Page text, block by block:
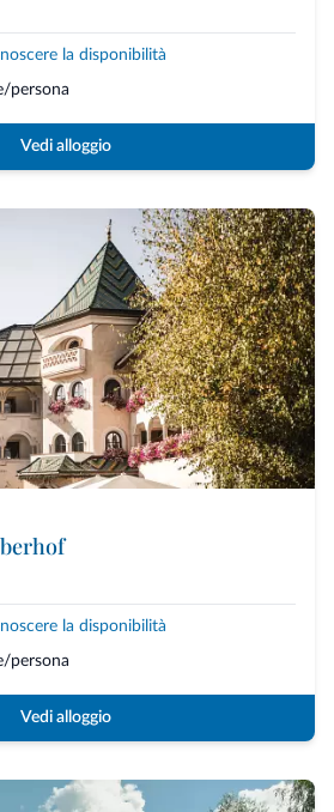
la disponibilità
persona
Vedi alloggio
la disponibilità
persona
Vedi alloggio